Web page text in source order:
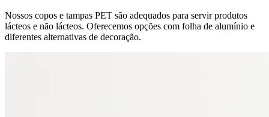
Nossos copos e tampas PET são adequados para servir produtos
lácteos e não lácteos. Oferecemos opções com folha de alumínio e
diferentes alternativas de decoração.